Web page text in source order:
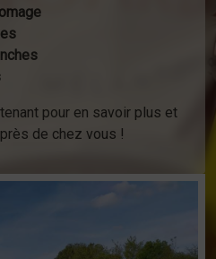
pour en savoir plus et
de chez vous !